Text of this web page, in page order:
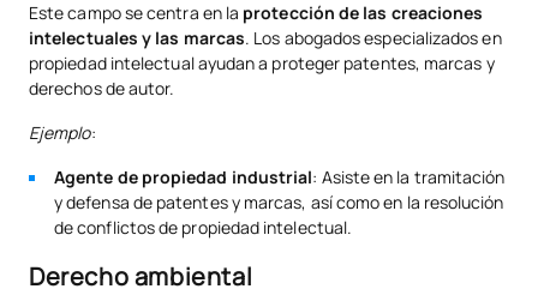
Este campo se centra en la protección de las creaciones
intelectuales y las marcas. Los abogados especializados en
propiedad intelectual ayudan a proteger patentes, marcas y
derechos de autor.
Ejemplo:
Agente de propiedad industrial: Asiste en la tramitación
y defensa de patentes y marcas, así como en la resolución
de conflictos de propiedad intelectual.
Derecho ambiental